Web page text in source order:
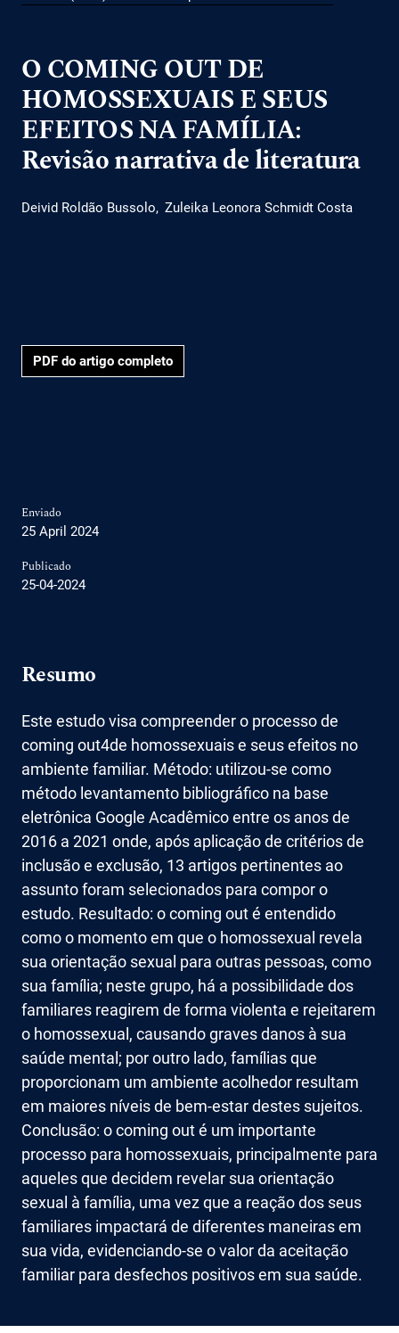
O COMING OUT DE
HOMOSSEXUAIS E SEUS
EFEITOS NA FAMÍLIA:
Revisão narrativa de literatura
Deivid Roldão Bussolo Zuleika Leonora Schmidt Costa
PDF do artigo completo
Enviado
25 April 2024
Publicado
25-04-2024
Resumo
Este estudo visa compreender o processo de
coming out4de homossexuais e seus efeitos no
ambiente familiar. Método: utilizou-se como
método levantamento bibliográfico na base
eletrônica Google Acadêmico entre os anos de
2016 a 2021 onde, após aplicação de critérios de
inclusão e exclusão, 13 artigos pertinentes ao
assunto foram selecionados para compor o
estudo. Resultado: o coming out é entendido
como o momento em que o homossexual revela
sua orientação sexual para outras pessoas, como
sua família; neste grupo, há a possibilidade dos
familiares reagirem de forma violenta e rejeitarem
o homossexual, causando graves danos à sua
saúde mental; por outro lado, famílias que
proporcionam um ambiente acolhedor resultam
em maiores níveis de bem-estar destes sujeitos.
Conclusão: o coming out é um importante
processo para homossexuais, principalmente para
aqueles que decidem revelar sua orientação
sexual à família, uma vez que a reação dos seus
familiares impactará de diferentes maneiras em
sua vida, evidenciando-se o valor da aceitação
familiar para desfechos positivos em sua saúde.